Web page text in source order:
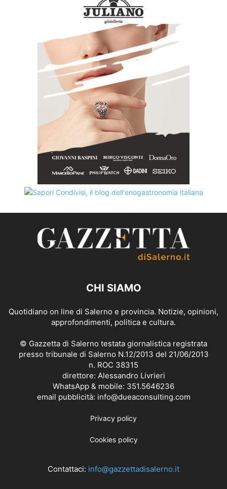
CHI SIAMO
Quotidiano on line di Salerno e provincia. Notizie, opinioni,
approfondimenti, politica e cultura.
© Gazzetta di Salerno testata giornalistica registrata
presso tribunale di Salerno N.12/2013 del 21/06/2013
n. ROC 38315
direttore: Alessandro Livrieri
WhatsApp & mobile: 351.5646236
email pubblicità: info@dueaconsulting.com
Privacy policy
Cookies policy
Contattaci: info@gazzettadisalerno.it